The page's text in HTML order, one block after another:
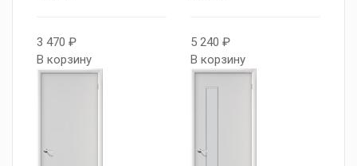
3 470 ₽
В корзину
5 240 ₽
В корзину